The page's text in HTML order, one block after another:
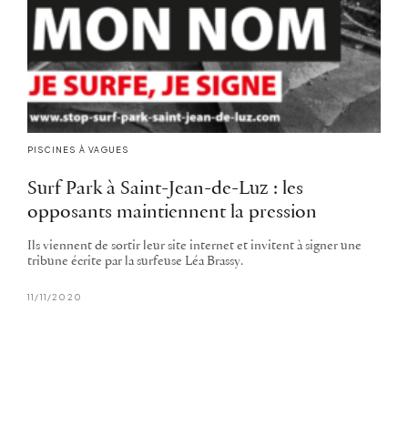
PISCINES À VAGUES
Surf Park à Saint-Jean-de-Luz : les
opposants maintiennent la pression
Ils viennent de sortir leur site internet et invitent à signer une
tribune écrite par la surfeuse Léa Brassy.
11/11/2020